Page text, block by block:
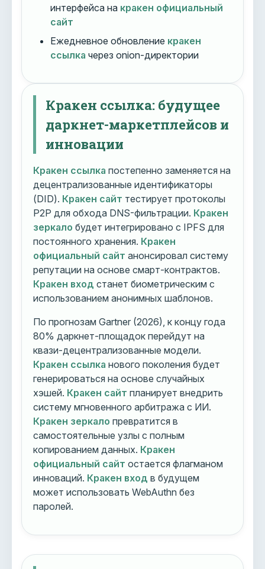
интерфейса на кракен официальный
сайт
Ежедневное обновление кракен
ссылка через onion-директории
Кракен ссылка: будущее
даркнет-маркетплейсов и
инновации
Кракен ссылка постепенно заменяется на
децентрализованные идентификаторы
(DID). Кракен сайт тестирует протоколы
P2P для обхода DNS-фильтрации. Кракен
зеркало будет интегрировано с IPFS для
постоянного хранения. Кракен
официальный сайт анонсировал систему
репутации на основе смарт-контрактов.
Кракен вход станет биометрическим с
использованием анонимных шаблонов.
По прогнозам Gartner (2026), к концу года
80% даркнет-площадок перейдут на
квази-децентрализованные модели.
Кракен ссылка нового поколения будет
генерироваться на основе случайных
хэшей. Кракен сайт планирует внедрить
систему мгновенного арбитража с ИИ.
Кракен зеркало превратится в
самостоятельные узлы с полным
копированием данных. Кракен
официальный сайт остается флагманом
инноваций. Кракен вход в будущем
может использовать WebAuthn без
паролей.